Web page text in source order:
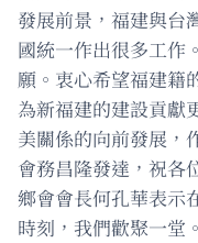
發展前景，福建與台
國統一作出很多工作
願。衷心希望福建籍
為新福建的建設貢獻
美關係的向前發展，
會務昌隆發達，祝各
鄉會會長何孔華表示
時刻，我們歡聚一堂